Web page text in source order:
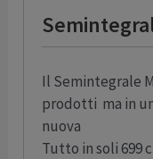
Il Semintegrale
prodotti ma in
nuova
Tutto in soli 699